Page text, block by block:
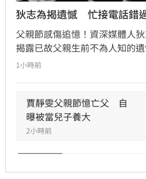
狄志為揭遺憾　忙接電話錯
父親節感傷追憶！資深媒體人
揭露已故父親生前不為人知的
透露，父親一生以海為家，兩人
在門外落淚。最讓狄志為心碎
父親曬太陽時，自己因忙於接
父親，沒想到那竟是父子最後
後便陷入永眠。這段錯過的對
中最深的遺憾，他以此感嘆，
關係，但錯過的親情與話語，
1小時前
賈靜雯父親節憶亡父　自
曝被當兒子養大
2小時前